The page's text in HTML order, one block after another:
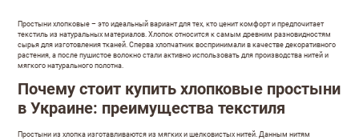
Простыни хлопковые – это идеальный вариант для тех, кто ценит комфорт и предпочитает
текстиль из натуральных материалов. Хлопок относится к самым древним разновидностям
сырья для изготовления тканей. Сперва хлопчатник воспринимали в качестве декоративного
растения, а после пушистое волокно стали активно использовать для производства нитей и
мягкого натурального полотна.
Почему стоит купить хлопковые простыни
в Украине: преимущества текстиля
Простыни из хлопка изготавливаются из мягких и шелковистых нитей. Данным нитям
Оставить отзыв